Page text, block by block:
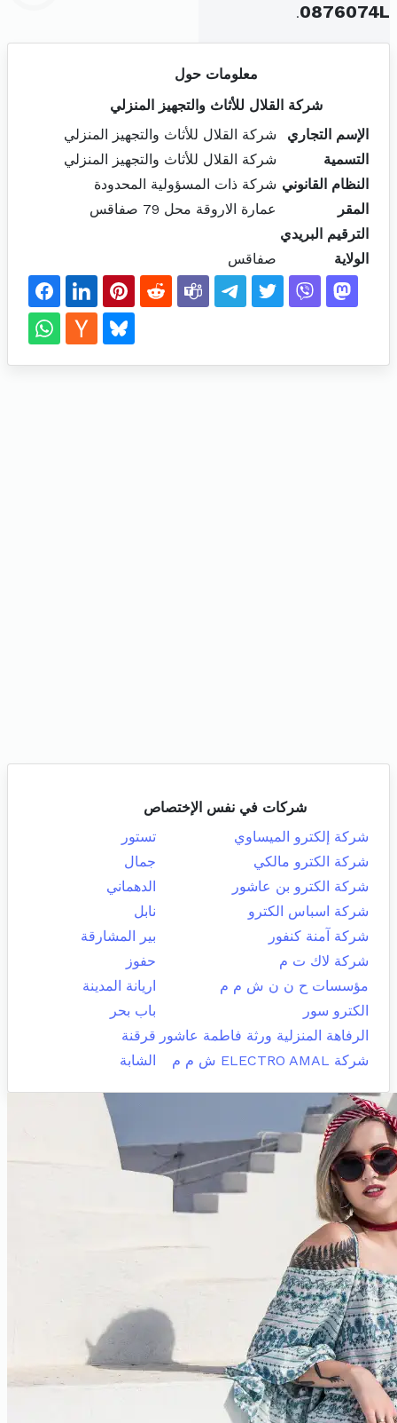
0876074L
.
معلومات حول
شركة القلال للأثاث والتجهيز المنزلي
الإسم التجاري
شركة القلال للأثاث والتجهيز المنزلي
التسمية
شركة القلال للأثاث والتجهيز المنزلي
النظام القانوني شركة ذات المسؤولية المحدودة
المقر
عمارة الاروقة محل 79 صفاقس
الترقيم البريدي
الولاية
صفاقس
شركات في نفس الإختصاص
شركة إلكترو الميساوي
تستور
شركة الكترو مالكي
جمال
شركة الكترو بن عاشور
الدهماني
شركة اسباس الكترو
نابل
شركة آمنة كنفور
بير المشارقة
شركة لاك ت م
حفوز
مؤسسات ح ن ن ش م م
اريانة المدينة
الكترو سور
باب بحر
الرفاهة المنزلية ورثة فاطمة عاشور قرقنة
شركة ELECTRO AMAL ش م م
الشابة